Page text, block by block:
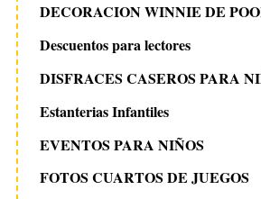
DECORACION WINNIE DE
Descuentos para lectores
DISFRACES CASEROS PARA
Estanterias Infantiles
EVENTOS PARA NIÑOS
FOTOS CUARTOS DE JUEGOS